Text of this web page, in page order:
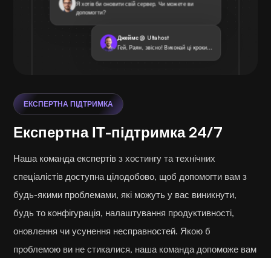
Я хотів би оновити свій сервер. Чи можете ви
допомогти?
Джеймс @ Ultahost
Гей, Раян, звісно! Виконай ці кроки...
ЕКСПЕРТНА ПІДТРИМКА
Експертна ІТ-підтримка 24/7
Наша команда експертів з хостингу та технічних
спеціалістів доступна цілодобово, щоб допомогти вам з
будь-якими проблемами, які можуть у вас виникнути,
будь то конфігурація, налаштування продуктивності,
оновлення чи усунення несправностей. Якою б
проблемою ви не стикалися, наша команда допоможе вам